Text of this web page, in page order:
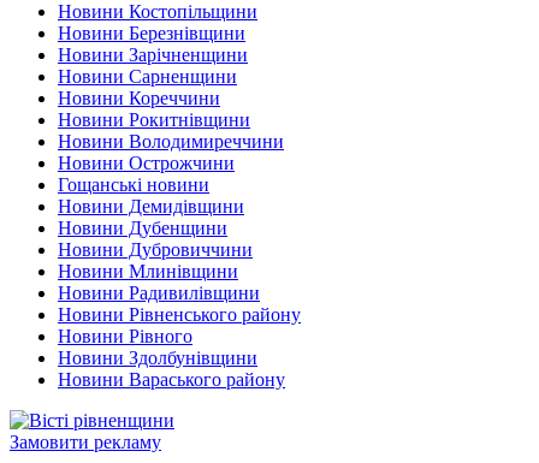
Новини Костопільщини
Новини Березнівщини
Новини Зарічненщини
Новини Сарненщини
Новини Кореччини
Новини Рокитнівщини
Новини Володимиреччини
Новини Острожчини
Гощанські новини
Новини Демидівщини
Новини Дубенщини
Новини Дубровиччини
Новини Млинівщини
Новини Радивилівщини
Новини Рівненського району
Новини Рівного
Новини Здолбунівщини
Новини Вараського району
Замовити рекламу